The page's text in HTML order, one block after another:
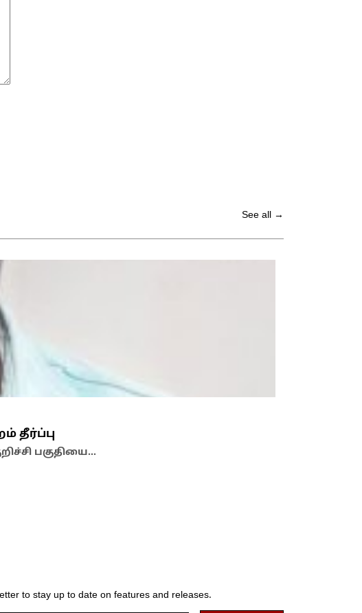
See all →
தீர்ப்பு
பகுதியை…
to stay up to date on features and releases.